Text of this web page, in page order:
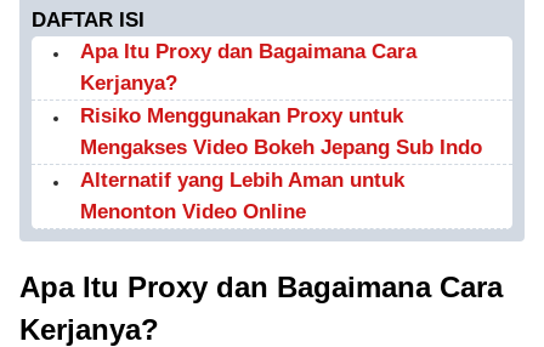
DAFTAR ISI
Apa Itu Proxy dan Bagaimana Cara
Kerjanya?
Risiko Menggunakan Proxy untuk
Mengakses Video Bokeh Jepang Sub Indo
Alternatif yang Lebih Aman untuk
Menonton Video Online
Apa Itu Proxy dan Bagaimana Cara
Kerjanya?